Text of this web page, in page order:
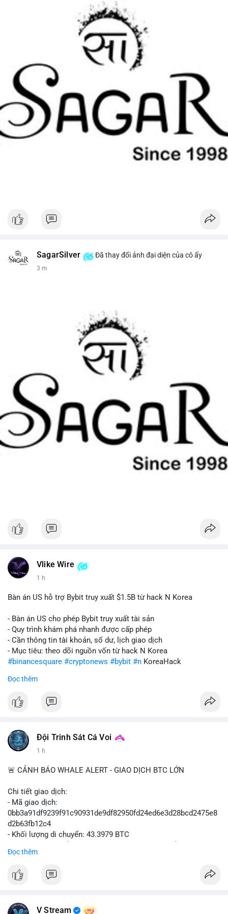
SagarSilver Đã thay đổi ảnh đại diện của cô ấy
3 m
Vlike Wire
1 h
Bàn án US hỗ trợ Bybit truy xuất $1.5B từ hack N Korea
- Bàn án US cho phép Bybit truy xuất tài sản
- Quy trình khám phá nhanh được cấp phép
- Cần thông tin tài khoản, số dư, lịch giao dịch
- Mục tiêu: theo dõi nguồn vốn từ hack N Korea
#binancesquare #cryptonews #bybit #n KoreaHack
$btc $eth
#vlikevn #titanbot
Đọc thêm
Đội Trinh Sát Cá Voi
1 h
🚨 CẢNH BÁO WHALE ALERT - GIAO DỊCH BTC LỚN
Chi tiết giao dịch:
- Mã giao dịch:
0bb3a91df9239f91c90931de9df82950fd24ed6e3d28bcd2475e8
d2b63fb12c4
- Khối lượng di chuyển: 43.3979 BTC
USD)
- Thời gian: 04:18
số đủ lớn để tạo áp lực thanh khoản tức thời. Hành vi này có
Đọc thêm
V Stream